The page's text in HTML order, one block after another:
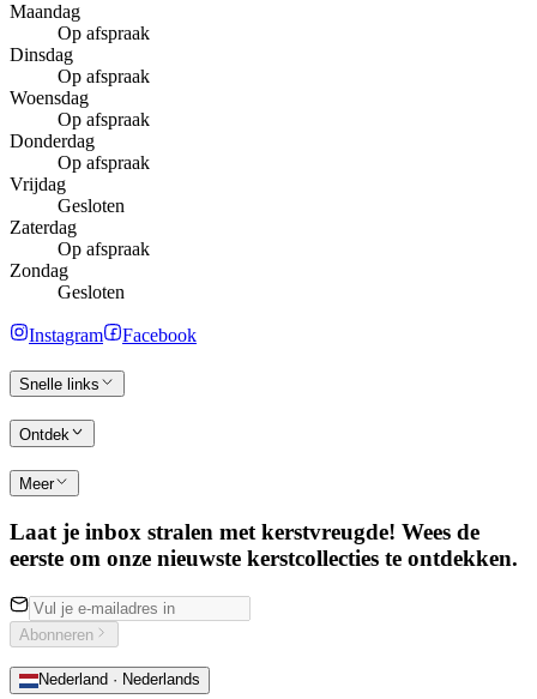
Maandag
Op afspraak
Dinsdag
Op afspraak
Woensdag
Op afspraak
Donderdag
Op afspraak
Vrijdag
Gesloten
Zaterdag
Op afspraak
Zondag
Gesloten
Instagram Facebook
Snelle links
Ontdek
Meer
Laat je inbox stralen met kerstvreugde! Wees de
eerste om onze nieuwste kerstcollecties te ontdekken.
Abonneren
Nederland · Nederlands